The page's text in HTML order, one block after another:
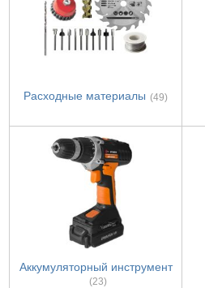
Расходные материалы (49)
Аккумуляторный инструмент
(23)